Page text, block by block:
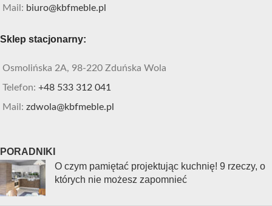
Mail: biuro@kbfmeble.pl
Sklep stacjonarny:
Osmolińska 2A, 98-220 Zduńska Wola
Telefon: +48 533 312 041
Mail: zdwola@kbfmeble.pl
PORADNIKI
O czym pamiętać projektując kuchnię! 9 rzeczy, o
których nie możesz zapomnieć